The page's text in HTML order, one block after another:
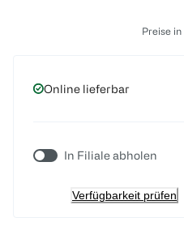
Preise
Online lieferbar
In Filiale abholen
Verfügbarkeit prüfen